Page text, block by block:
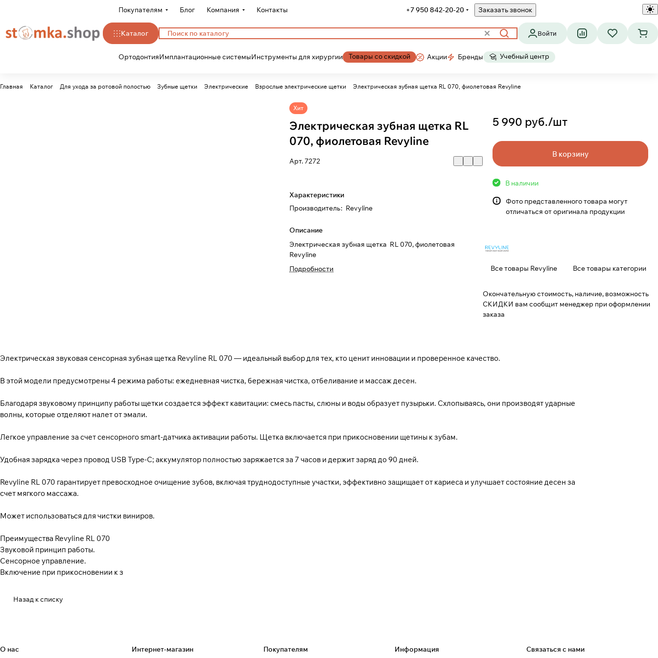
Покупателям Блог Компания Контакты +7 950 842-20-20 Заказать звонок
Каталог Войти
ОртодонтияИмплантационные системыИнструменты для хирургии Товары со скидкой Акции Бренды Учебный центр
Главная Каталог Для ухода за ротовой полостью Зубные щетки Электрические Взрослые электрические щетки Электрическая зубная щетка RL 070, фиолетовая Revyline
Хит
Электрическая зубная щетка RL
070, фиолетовая Revyline
Арт.7272
Характеристики
Производитель: Revyline
Описание
Электрическая зубная щетка RL 070, фиолетовая
Revyline
Подробности
5 990 руб./шт
В корзину
В наличии
Фото представленного товара могут
отличаться от оригинала продукции
Все товары Revyline Все товары категории
Окончательную стоимость, наличие, возможность
СКИДКИ вам сообщит менеджер при оформлении
заказа
Электрическая звуковая сенсорная зубная щетка Revyline RL 070 — идеальный выбор для тех, кто ценит инновации и проверенное качество.
В этой модели предусмотрены 4 режима работы: ежедневная чистка, бережная чистка, отбеливание и массаж десен.
Благодаря звуковому принципу работы щетки создается эффект кавитации: смесь пасты, слюны и воды образует пузырьки. Схлопываясь, они производят ударные
волны, которые отделяют налет от эмали.
Легкое управление за счет сенсорного smart-датчика активации работы. Щетка включается при прикосновении щетины к зубам.
Удобная зарядка через провод USB Type-C; аккумулятор полностью заряжается за 7 часов и держит заряд до 90 дней.
Revyline RL 070 гарантирует превосходное очищение зубов, включая труднодоступные участки, эффективно защищает от кариеса и улучшает состояние десен за
счет мягкого массажа.
Может использоваться для чистки виниров.
Преимущества Revyline RL 070
Звуковой принцип работы.
Сенсорное управление.
Включение при прикосновении к з
Назад к списку
О нас Интернет-магазин Покупателям Информация Связаться с нами